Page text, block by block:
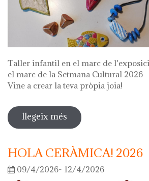
Taller infantil en el marc de
el marc de la Setmana Cultural 2026
Vine a crear la teva pròpia joia!
llegeix més sobre fes la teva joia!
HOLA CERÀMICA! 2026
09/4/2026- 12/4/2026